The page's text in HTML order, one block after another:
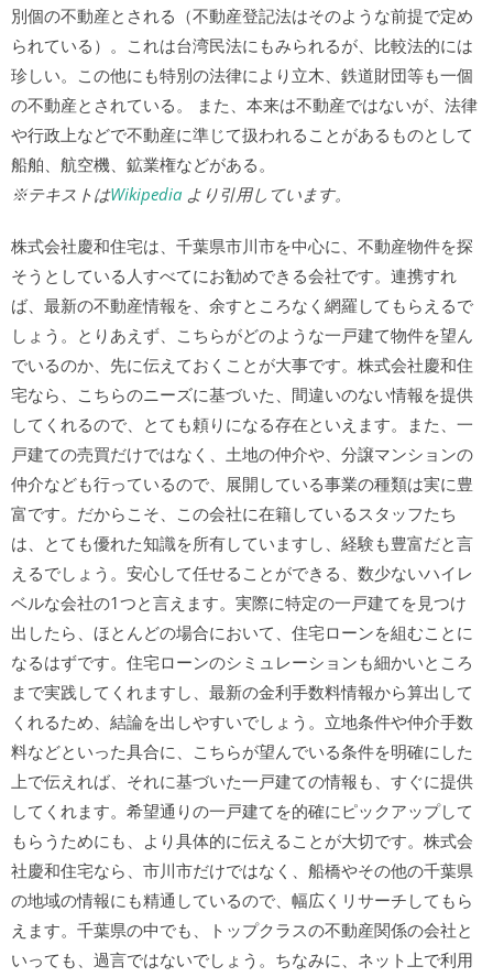
別個の不動産とされる（不動産登記法はそのような前提で定め
られている）。これは台湾民法にもみられるが、比較法的には
珍しい。この他にも特別の法律により立木、鉄道財団等も一個
の不動産とされている。 また、本来は不動産ではないが、法律
や行政上などで不動産に準じて扱われることがあるものとして
船舶、航空機、鉱業権などがある。
※テキストはWikipedia より引用しています。
株式会社慶和住宅は、千葉県市川市を中心に、不動産物件を探
そうとしている人すべてにお勧めできる会社です。連携すれ
ば、最新の不動産情報を、余すところなく網羅してもらえるで
しょう。とりあえず、こちらがどのような一戸建て物件を望ん
でいるのか、先に伝えておくことが大事です。株式会社慶和住
宅なら、こちらのニーズに基づいた、間違いのない情報を提供
してくれるので、とても頼りになる存在といえます。また、一
戸建ての売買だけではなく、土地の仲介や、分譲マンションの
仲介なども行っているので、展開している事業の種類は実に豊
富です。だからこそ、この会社に在籍しているスタッフたち
は、とても優れた知識を所有していますし、経験も豊富だと言
えるでしょう。安心して任せることができる、数少ないハイレ
ベルな会社の1つと言えます。実際に特定の一戸建てを見つけ
出したら、ほとんどの場合において、住宅ローンを組むことに
なるはずです。住宅ローンのシミュレーションも細かいところ
まで実践してくれますし、最新の金利手数料情報から算出して
くれるため、結論を出しやすいでしょう。立地条件や仲介手数
料などといった具合に、こちらが望んでいる条件を明確にした
上で伝えれば、それに基づいた一戸建ての情報も、すぐに提供
してくれます。希望通りの一戸建てを的確にピックアップして
もらうためにも、より具体的に伝えることが大切です。株式会
社慶和住宅なら、市川市だけではなく、船橋やその他の千葉県
の地域の情報にも精通しているので、幅広くリサーチしてもら
えます。千葉県の中でも、トップクラスの不動産関係の会社と
いっても、過言ではないでしょう。ちなみに、ネット上で利用